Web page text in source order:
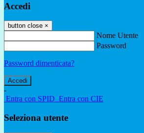
Accedi
button close ×
Nome Utente
Password
Password dimenticata?
-
Entra con SPID Entra con CIE
Seleziona utente